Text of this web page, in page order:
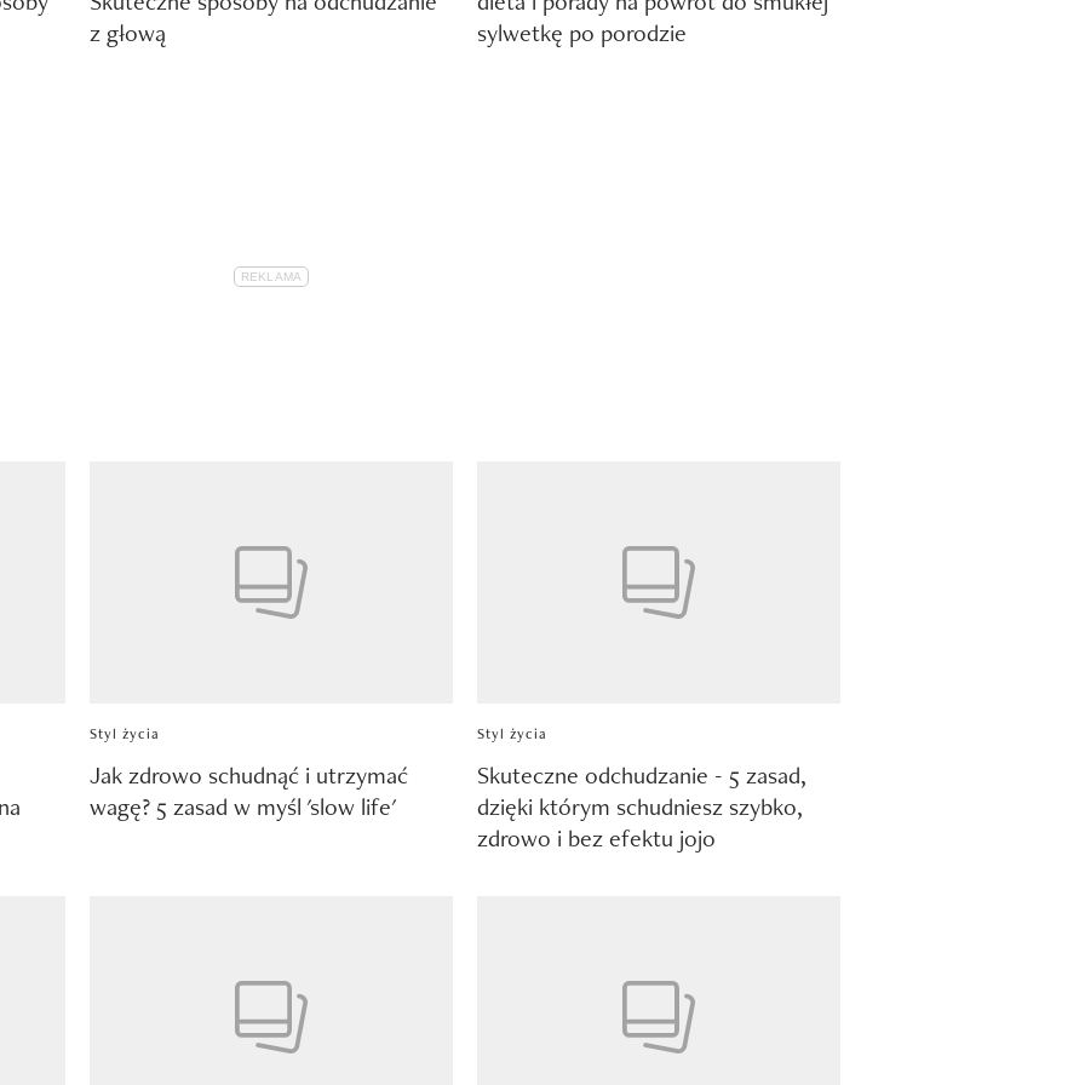
z głową
sylwetkę po porodzie
Styl życia
Jak zdrowo schudnąć i utrzymać
wagę? 5 zasad w myśl 'slow life'
Styl życia
Skuteczne odchudzanie - 5 zasad,
dzięki którym schudniesz szybko,
zdrowo i bez efektu jojo